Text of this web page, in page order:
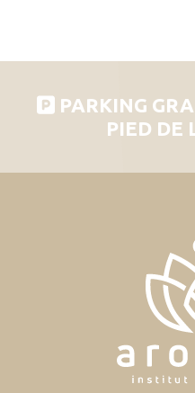
PARKING
PIED DE